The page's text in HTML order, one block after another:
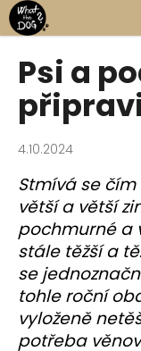
Přejít
na
obsah
Psi a
4.10.2024
Stmívá se
větší a větší
pochmurné a
stále těžší a
se
tohle roční
vyloženě
potřeba
K
o
C
o
p
t
ř
e
b
u
j
e